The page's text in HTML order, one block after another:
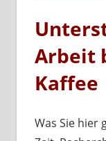
Arbeit
Kaffee
Was Sie hier